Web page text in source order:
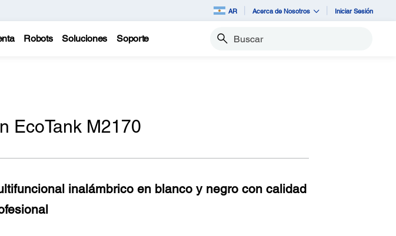
AR Acerca de Nosotros Iniciar Sesión
Robots Soluciones Soporte Buscar
EcoTank M2170
inalámbrico en blanco y negro con calidad